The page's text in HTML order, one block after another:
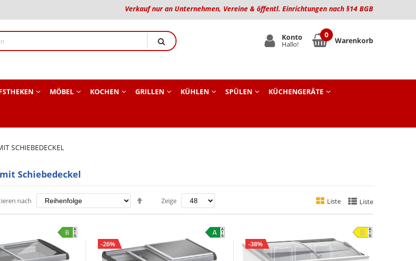
Verkauf nur an Unternehmen, Vereine & öffentl. Einrichtungen nach §14 BGB
Konto
Hallo! Warenkorb
MÖBEL KOCHEN GRILLEN KÜHLEN SPÜLEN KÜCHENGERÄTE
SCHIEBEDECKEL
Schiebedeckel
nach
Absteigend
Zeige Liste Liste
-26% -38%